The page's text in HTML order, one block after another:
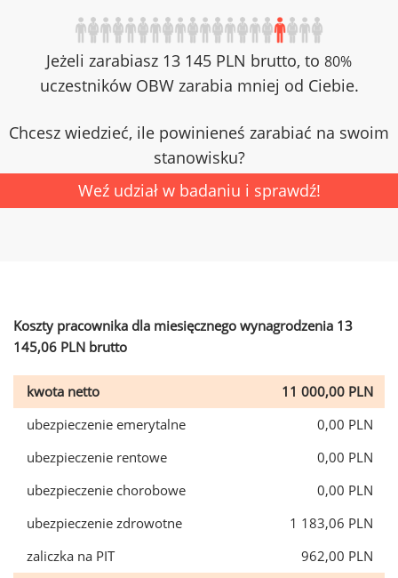
Jeżeli zarabiasz 13 145 PLN brutto, to 80%
uczestników OBW zarabia mniej od Ciebie.
Chcesz wiedzieć, ile powinieneś zarabiać na swoim
stanowisku?
Weź udział w badaniu i sprawdź!
Koszty pracownika dla miesięcznego wynagrodzenia 13
145,06 PLN brutto
kwota netto
11 000,00 PLN
ubezpieczenie emerytalne
0,00 PLN
ubezpieczenie rentowe
0,00 PLN
ubezpieczenie chorobowe
0,00 PLN
ubezpieczenie zdrowotne
1 183,06 PLN
zaliczka na PIT
962,00 PLN